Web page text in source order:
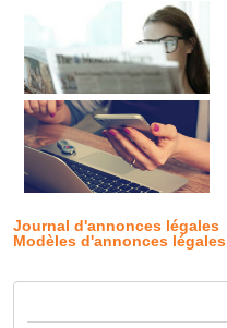
Journal d'annonces légales
Modèles d'annonces légales